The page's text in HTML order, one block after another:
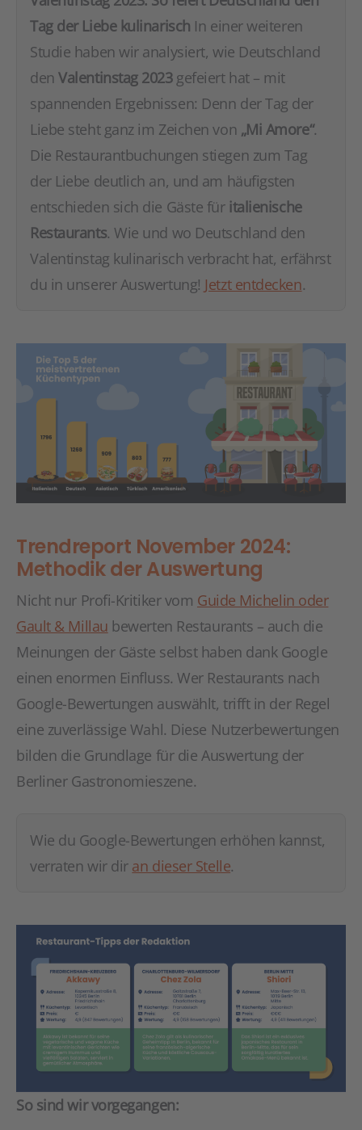
Tag der Liebe kulinarisch In einer weiteren
Studie haben wir analysiert, wie Deutschland
denValentinstag 2023gefeiert hat – mit
spannenden Ergebnissen: Denn der Tag der
Liebe steht ganz im Zeichen von „Mi Amore“.
Die Restaurantbuchungen stiegen zum Tag
der Liebe deutlich an, und am häufigsten
entschieden sich die Gäste für italienische
Restaurants. Wie und wo Deutschland den
Valentinstag kulinarisch verbracht hat, erfährst
du in unserer Auswertung! Jetzt entdecken.
Trendreport November 2024:
Methodik der Auswertung
Nicht nur Profi-Kritiker vom Guide Michelin oder
Gault & Millau bewerten Restaurants – auch die
Meinungen der Gäste selbst haben dank Google
einen enormen Einfluss. Wer Restaurants nach
Google-Bewertungen auswählt, trifft in der Regel
eine zuverlässige Wahl. Diese Nutzerbewertungen
bilden die Grundlage für die Auswertung der
Berliner Gastronomieszene.
Wie du Google-Bewertungen erhöhen kannst,
verraten wir dir an dieser Stelle.
So sind wir vorgegangen: